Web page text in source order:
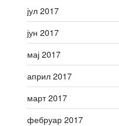
јул 2017
јун 2017
мај 2017
април 2017
март 2017
фебруар 2017